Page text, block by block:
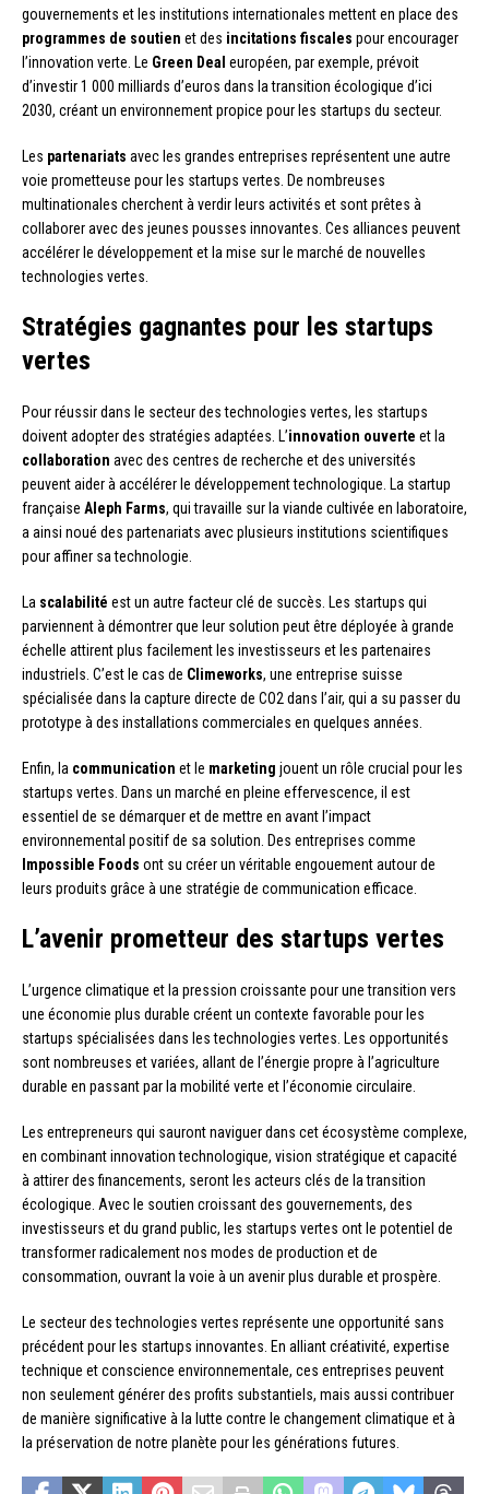
gouvernements et les institutions internationales mettent en place des
programmes de soutien et des incitations fiscales pour encourager
l’innovation verte. Le Green Deal européen, par exemple, prévoit
d’investir 1 000 milliards d’euros dans la transition écologique d’ici
2030, créant un environnement propice pour les startups du secteur.
Les partenariats avec les grandes entreprises représentent une autre
voie prometteuse pour les startups vertes. De nombreuses
multinationales cherchent à verdir leurs activités et sont prêtes à
collaborer avec des jeunes pousses innovantes. Ces alliances peuvent
accélérer le développement et la mise sur le marché de nouvelles
technologies vertes.
Stratégies gagnantes pour les startups
vertes
Pour réussir dans le secteur des technologies vertes, les startups
doivent adopter des stratégies adaptées. L’innovation ouverte et la
collaboration avec des centres de recherche et des universités
peuvent aider à accélérer le développement technologique. La startup
française Aleph Farms, qui travaille sur la viande cultivée en laboratoire,
a ainsi noué des partenariats avec plusieurs institutions scientifiques
pour affiner sa technologie.
La scalabilité est un autre facteur clé de succès. Les startups qui
parviennent à démontrer que leur solution peut être déployée à grande
échelle attirent plus facilement les investisseurs et les partenaires
industriels. C’est le cas de Climeworks, une entreprise suisse
spécialisée dans la capture directe de CO2 dans l’air, qui a su passer du
prototype à des installations commerciales en quelques années.
Enfin, la communication et le marketing jouent un rôle crucial pour les
startups vertes. Dans un marché en pleine effervescence, il est
essentiel de se démarquer et de mettre en avant l’impact
environnemental positif de sa solution. Des entreprises comme
Impossible Foods ont su créer un véritable engouement autour de
leurs produits grâce à une stratégie de communication efficace.
L’avenir prometteur des startups vertes
L’urgence climatique et la pression croissante pour une transition vers
une économie plus durable créent un contexte favorable pour les
startups spécialisées dans les technologies vertes. Les opportunités
sont nombreuses et variées, allant de l’énergie propre à l’agriculture
durable en passant par la mobilité verte et l’économie circulaire.
Les entrepreneurs qui sauront naviguer dans cet écosystème complexe,
en combinant innovation technologique, vision stratégique et capacité
à attirer des financements, seront les acteurs clés de la transition
écologique. Avec le soutien croissant des gouvernements, des
investisseurs et du grand public, les startups vertes ont le potentiel de
transformer radicalement nos modes de production et de
consommation, ouvrant la voie à un avenir plus durable et prospère.
Le secteur des technologies vertes représente une opportunité sans
précédent pour les startups innovantes. En alliant créativité, expertise
technique et conscience environnementale, ces entreprises peuvent
non seulement générer des profits substantiels, mais aussi contribuer
de manière significative à la lutte contre le changement climatique et à
la préservation de notre planète pour les générations futures.